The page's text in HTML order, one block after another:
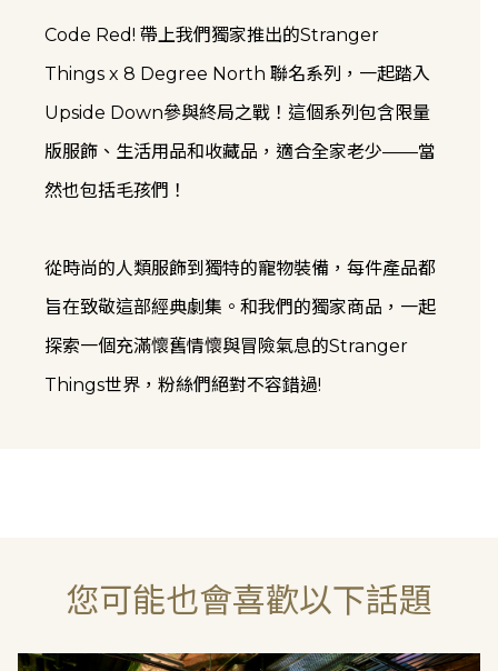
Code Red! 帶上我們獨家推出的Stranger
Things x 8 Degree North 聯名系列，一起踏入
Upside Down參與終局之戰！這個系列包含限量
版服飾、生活用品和收藏品，適合全家老少——當
然也包括毛孩們！
從時尚的人類服飾到獨特的寵物裝備，每件產品都
旨在致敬這部經典劇集。和我們的獨家商品，一起
探索一個充滿懷舊情懷與冒險氣息的Stranger
Things世界，粉絲們絕對不容錯過!
您可能也會喜歡以下話題